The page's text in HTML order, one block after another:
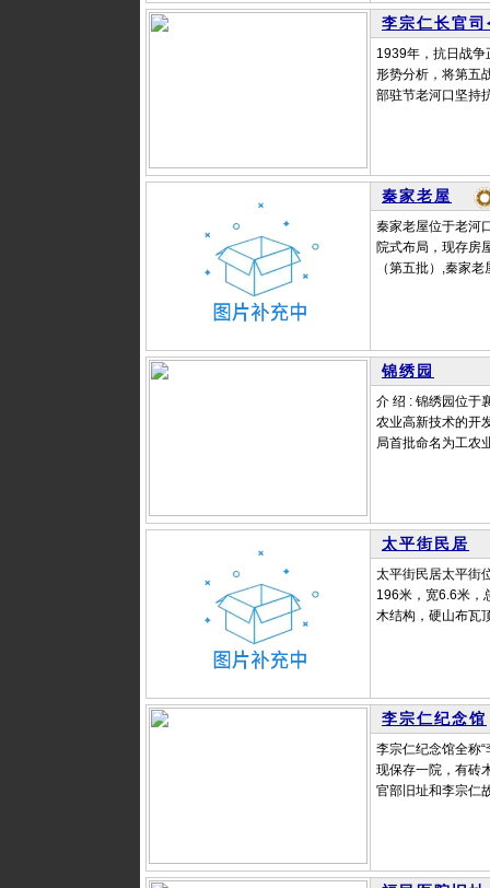
李宗仁长官
1939年，抗日战
形势分析，将第五
部驻节老河口坚持
秦家老屋
秦家老屋位于老河
院式布局，现存房
（第五批）,秦家
锦绣园
介 绍 : 锦绣园位于
农业高新技术的开
局首批命名为工农
太平街民居
太平街民居太平街
196米，宽6.6米，
木结构，硬山布瓦
李宗仁纪念馆
李宗仁纪念馆全称
现保存一院，有砖
官部旧址和李宗仁